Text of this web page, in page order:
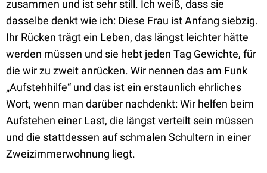
zusammen und ist sehr still. Ich weiß, dass sie
dasselbe denkt wie ich: Diese Frau ist Anfang siebzig.
Ihr Rücken trägt ein Leben, das längst leichter hätte
werden müssen und sie hebt jeden Tag Gewichte, für
die wir zu zweit anrücken. Wir nennen das am Funk
„Aufstehhilfe“ und das ist ein erstaunlich ehrliches
Wort, wenn man darüber nachdenkt: Wir helfen beim
Aufstehen einer Last, die längst verteilt sein müssen
und die stattdessen auf schmalen Schultern in einer
Zweizimmerwohnung liegt.